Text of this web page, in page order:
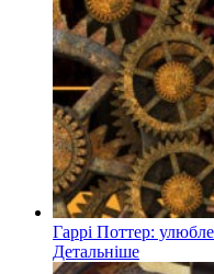
Гаррі Поттер:
Детальніше